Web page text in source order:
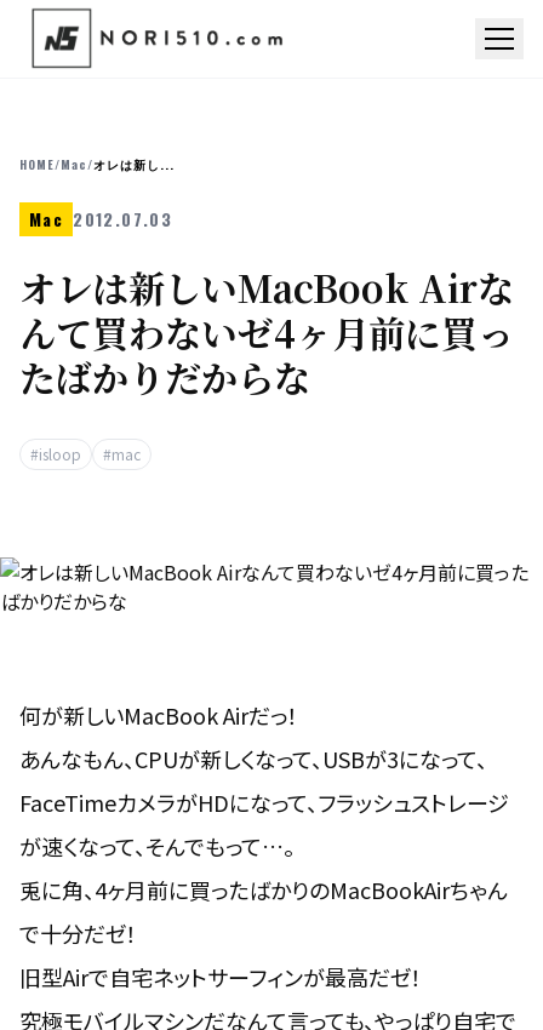
HOME/Mac/オレは新し...
Mac 2012.07.03
オレは新しいMacBook Airな
んて買わないゼ4ヶ月前に買っ
たばかりだからな
#isloop #mac
何が新しいMacBook Airだっ！
あんなもん、CPUが新しくなって、USBが3になって、
FaceTimeカメラがHDになって、フラッシュストレージ
が速くなって、そんでもって…。
兎に角、4ヶ月前に買ったばかりのMacBookAirちゃん
で十分だゼ！
旧型Airで自宅ネットサーフィンが最高だゼ！
究極モバイルマシンだなんて言っても、やっぱり自宅で